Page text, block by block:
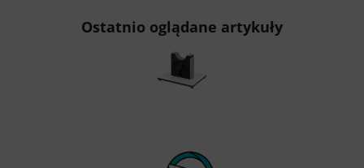
Ostatnio oglądane artykuły